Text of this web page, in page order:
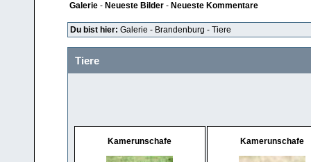
Galerie- Neueste Bilder- Neueste Kommentare
Du bist hier: Galerie - Brandenburg - Tiere
Tiere
Kamerunschafe Kamerunschafe